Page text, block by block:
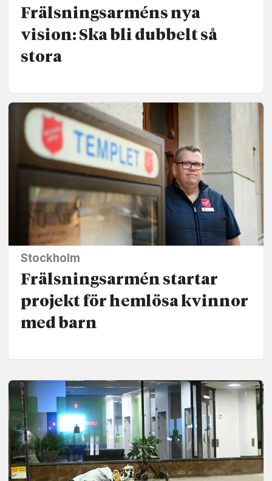
Frälsnings­arméns nya
vision: Ska bli dubbelt så
stora
Stockholm
Frälsnings­armén startar
projekt för hemlösa kvinnor
med barn